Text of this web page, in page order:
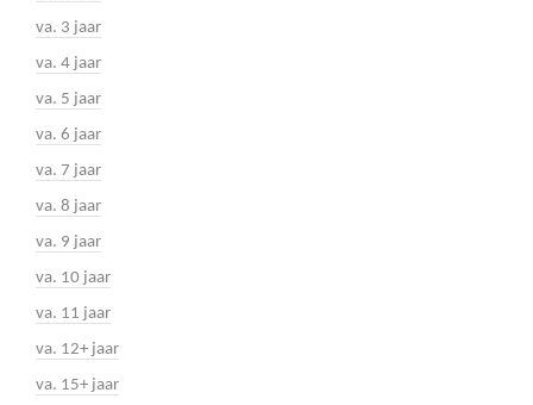
va. 3 jaar
va. 4 jaar
va. 5 jaar
va. 6 jaar
va. 7 jaar
va. 8 jaar
va. 9 jaar
va. 10 jaar
va. 11 jaar
va. 12+ jaar
va. 15+ jaar